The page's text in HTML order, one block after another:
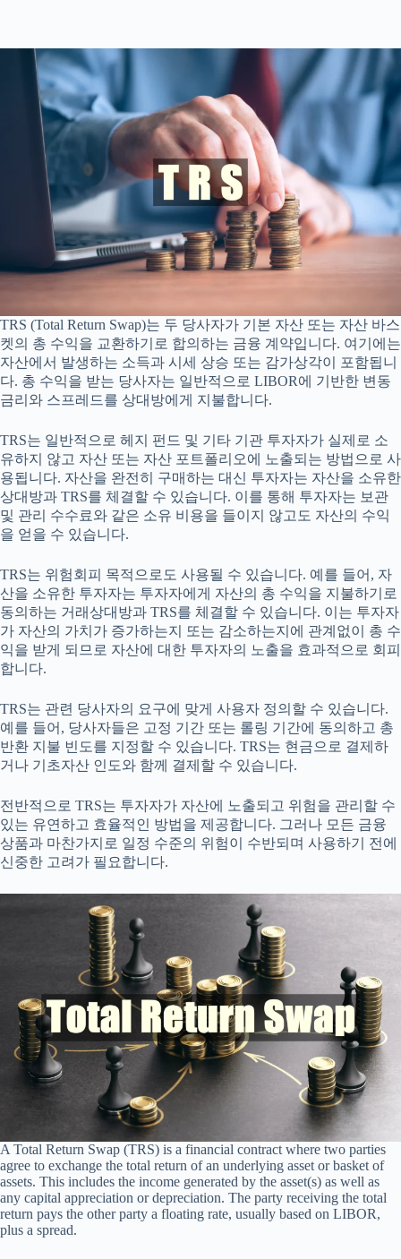
TRS (Total Return Swap)는 두 당사자가 기본 자산 또는 자산 바스
켓의 총 수익을 교환하기로 합의하는 금융 계약입니다. 여기에는
자산에서 발생하는 소득과 시세 상승 또는 감가상각이 포함됩니
다. 총 수익을 받는 당사자는 일반적으로 LIBOR에 기반한 변동
금리와 스프레드를 상대방에게 지불합니다.
TRS는 일반적으로 헤지 펀드 및 기타 기관 투자자가 실제로 소
유하지 않고 자산 또는 자산 포트폴리오에 노출되는 방법으로 사
용됩니다. 자산을 완전히 구매하는 대신 투자자는 자산을 소유한
상대방과 TRS를 체결할 수 있습니다. 이를 통해 투자자는 보관
및 관리 수수료와 같은 소유 비용을 들이지 않고도 자산의 수익
을 얻을 수 있습니다.
TRS는 위험회피 목적으로도 사용될 수 있습니다. 예를 들어, 자
산을 소유한 투자자는 투자자에게 자산의 총 수익을 지불하기로
동의하는 거래상대방과 TRS를 체결할 수 있습니다. 이는 투자자
가 자산의 가치가 증가하는지 또는 감소하는지에 관계없이 총 수
익을 받게 되므로 자산에 대한 투자자의 노출을 효과적으로 회피
합니다.
TRS는 관련 당사자의 요구에 맞게 사용자 정의할 수 있습니다.
예를 들어, 당사자들은 고정 기간 또는 롤링 기간에 동의하고 총
반환 지불 빈도를 지정할 수 있습니다. TRS는 현금으로 결제하
거나 기초자산 인도와 함께 결제할 수 있습니다.
전반적으로 TRS는 투자자가 자산에 노출되고 위험을 관리할 수
있는 유연하고 효율적인 방법을 제공합니다. 그러나 모든 금융
상품과 마찬가지로 일정 수준의 위험이 수반되며 사용하기 전에
신중한 고려가 필요합니다.
A Total Return Swap (TRS) is a financial contract where two parties
agree to exchange the total return of an underlying asset or basket of
assets. This includes the income generated by the asset(s) as well as
any capital appreciation or depreciation. The party receiving the total
return pays the other party a floating rate, usually based on LIBOR,
plus a spread.